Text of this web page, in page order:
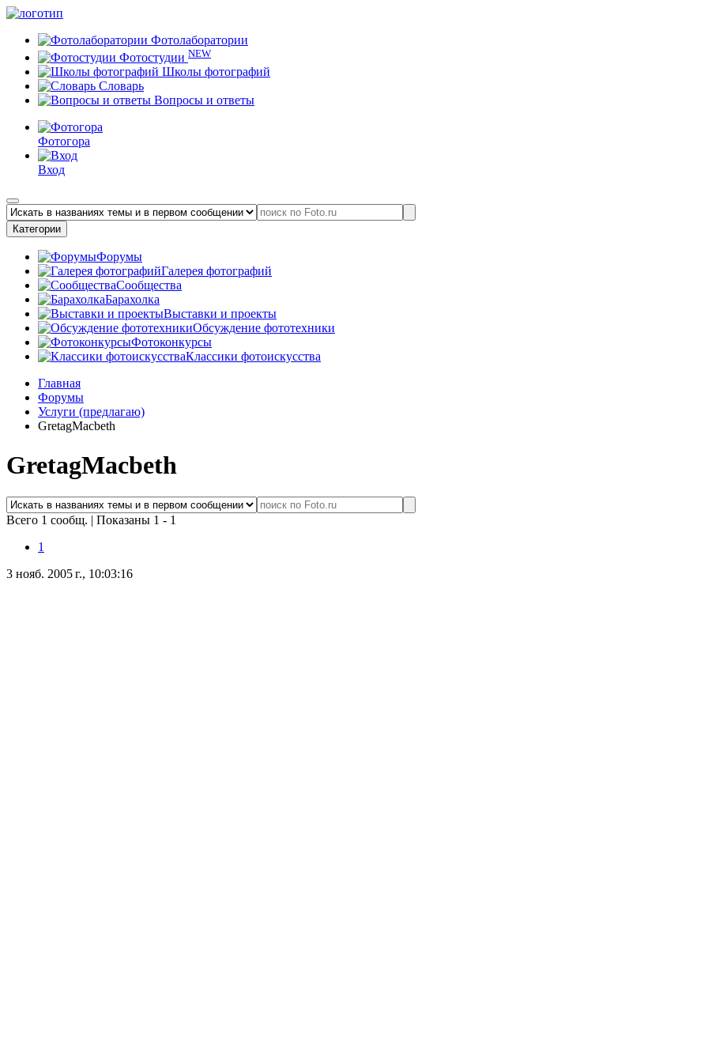
Фотолаборатории
Фотостудии NEW
Школы фотографий
Словарь
Вопросы и ответы
Фотогора
Вход
Категории
Форумы
Галерея фотографий
Сообщества
Барахолка
Выставки и проекты
Обсуждение фототехники
Фотоконкурсы
Классики фотоискусства
Главная
Форумы
Услуги (предлагаю)
GretagMacbeth
GretagMacbeth
Всего 1 сообщ. | Показаны 1 - 1
1
3 нояб. 2005 г., 10:03:16